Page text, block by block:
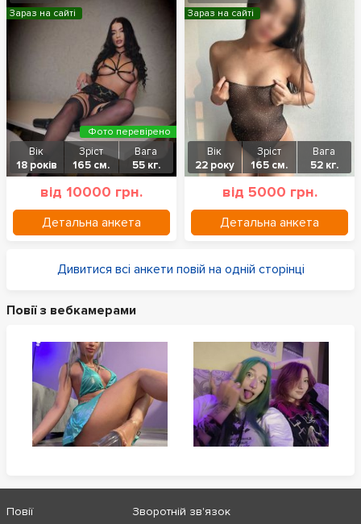
Вік
18 років
Зріст
165 см.
Вага
55 кг.
від 10000 грн.
Детальна анкета
Зараз на сайті
Фото перевірено
Вік
22 року
Зріст
165 см.
Вага
52 кг.
від 5000 грн.
Детальна анкета
Зараз на сайті
Дивитися всі анкети повій на одній сторінці
Повії з вебкамерами
Повії Зворотній зв'язок